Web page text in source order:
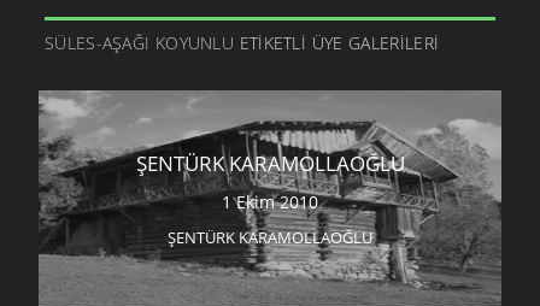
SÜLES-AŞAĞI KOYUNLU ETIKETLI ÜYE GALERILERI
ŞENTÜRK KARAMOLLAOĞLU
1 Ekim 2010
ŞENTÜRK KARAMOLLAOĞLU